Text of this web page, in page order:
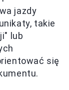
jazdy
takie
lub
się